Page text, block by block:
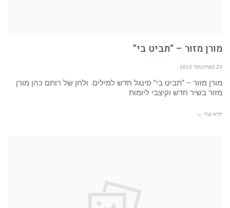
מורן מזור – “תביט בי”
23 באוקטובר 2012
מורן מזור – “תביט בי” סינגל חדש למילים ולחן של רותם כהן מורן
מזור בשיר חדש וקיצבי ליומות
קרא עוד ←